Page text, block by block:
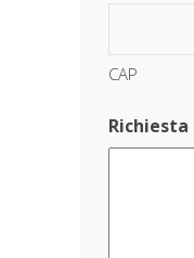
CAP
Richiesta